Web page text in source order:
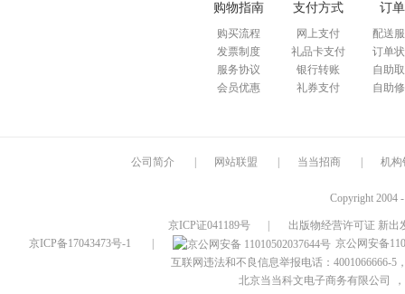
购物指南
购买流程
发票制度
服务协议
会员优惠
支付方式
网上支付
礼品卡支付
银行转账
礼券支付
订
配送
订单
自助
自助
公司简介 网站联盟 当当招商 机构
Copyright 2004
京ICP证041189号
出版物经营许可证 新出
京ICP备17043473号-1
京公网安备
互联网违法和不良信息举报电话：4001066666-5
北京当当科文电子商务有限公司